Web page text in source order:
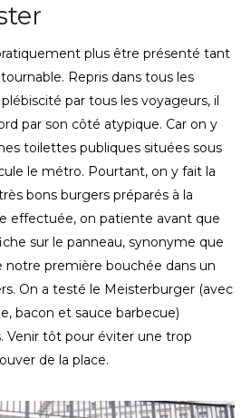
plus être présenté tant
Repris dans tous les
par tous les voyageurs, il
par son côté atypique. Car on y
toilettes publiques situées sous
le métro. Pourtant, on y fait la
bons burgers préparés à la
effectuée, on patiente avant que
sur le panneau, synonyme que
notre première bouchée dans un
On a testé le Meisterburger (avec
bacon et sauce barbecue)
Venir tôt pour éviter une trop
de la place.